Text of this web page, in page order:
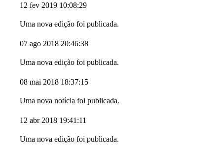
12 fev 2019 10:08:29
Uma nova edição foi publicada.
07 ago 2018 20:46:38
Uma nova edição foi publicada.
08 mai 2018 18:37:15
Uma nova notícia foi publicada.
12 abr 2018 19:41:11
Uma nova edição foi publicada.